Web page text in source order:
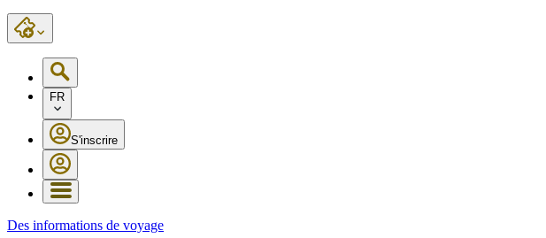
FR
S'inscrire
Des informations de voyage